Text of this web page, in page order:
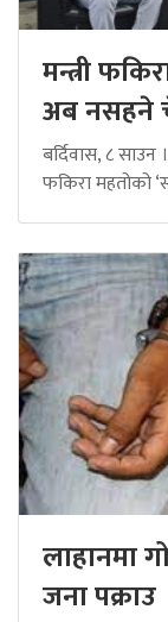
मन्त्री
अब नसहने
बर्दिवास, ८
फकिरा महतोको
लाहानमा
जना पक्राउ